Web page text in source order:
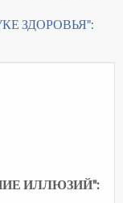
ЗДОРОВЬЯ":
ИЛЛЮЗИЙ":